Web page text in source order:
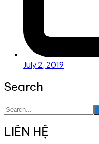
July 2, 2019
Search
LIÊN HỆ